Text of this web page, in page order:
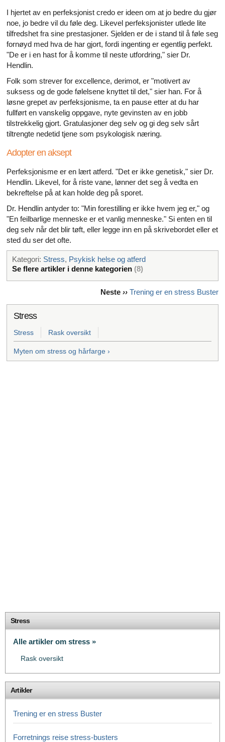
I hjertet av en perfeksjonist credo er ideen om at jo bedre du gjør
noe, jo bedre vil du føle deg. Likevel perfeksjonister utlede lite
tilfredshet fra sine prestasjoner. Sjelden er de i stand til å føle seg
fornøyd med hva de har gjort, fordi ingenting er egentlig perfekt.
"De er i en hast for å komme til neste utfordring," sier Dr.
Hendlin.
Folk som strever for excellence, derimot, er "motivert av
suksess og de gode følelsene knyttet til det," sier han. For å
løsne grepet av perfeksjonisme, ta en pause etter at du har
fullført en vanskelig oppgave, nyte gevinsten av en jobb
tilstrekkelig gjort. Gratulasjoner deg selv og gi deg selv sårt
tiltrengte nedetid tjene som psykologisk næring.
Adopter en aksept
Perfeksjonisme er en lært atferd. "Det er ikke genetisk," sier Dr.
Hendlin. Likevel, for å riste vane, lønner det seg å vedta en
bekreftelse på at kan holde deg på sporet.
Dr. Hendlin antyder to: "Min forestilling er ikke hvem jeg er," og
"En feilbarlige menneske er et vanlig menneske." Si enten en til
deg selv når det blir tøft, eller legge inn en på skrivebordet eller et
sted du ser det ofte.
Kategori: Stress, Psykisk helse og atferd
Se flere artikler i denne kategorien (8)
Neste ›› Trening er en stress Buster
Stress
Stress Rask oversikt
Myten om stress og hårfarge ›
Stress
Alle artikler om stress »
Rask oversikt
Artikler
Trening er en stress Buster
Forretnings reise stress-busters